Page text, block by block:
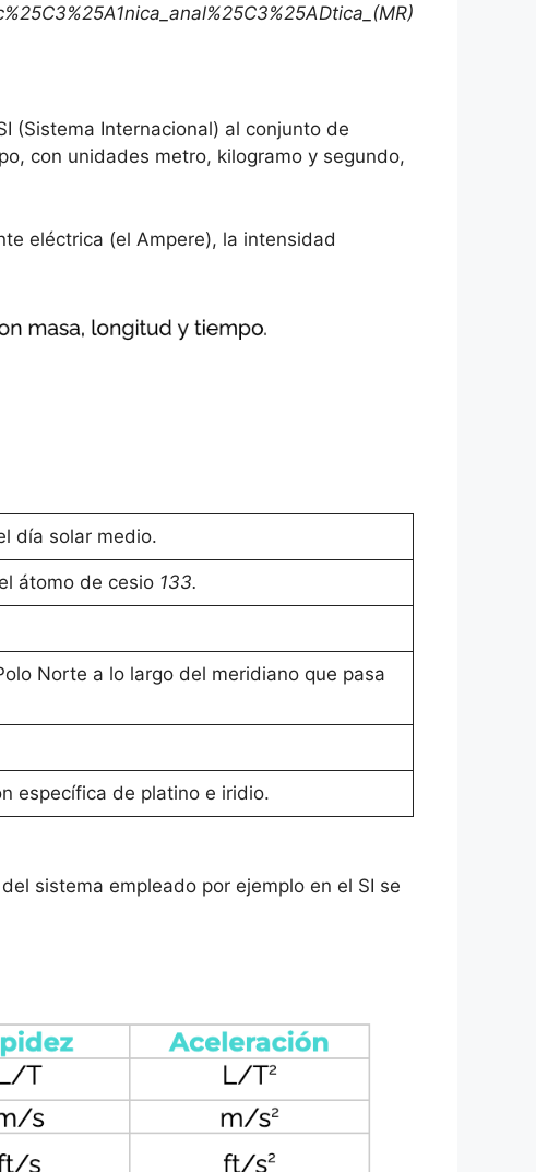
(Sistema Internacional) al conjunto de
con unidades metro, kilogramo y segundo,
eléctrica (el Ampere), la intensidad
día solar medio.
átomo de cesio 133.
Norte a lo largo del meridiano que pasa
específica de platino e iridio.
sistema empleado por ejemplo en el SI se